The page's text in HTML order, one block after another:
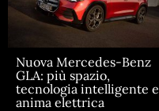
Nuova Mercedes-Benz
GLA: più spazio,
tecnologia intelligente e
anima elettrica